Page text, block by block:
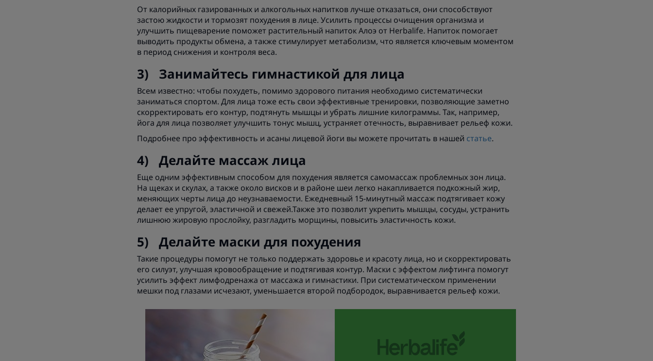
От калорийных газированных и алкогольных напитков лучше отказаться, они способствуют
застою жидкости и тормозят похудения в лице. Усилить процессы очищения организма и
улучшить пищеварение поможет растительный напиток Алоэ от Herbalife. Напиток помогает
выводить продукты обмена, а также стимулирует метаболизм, что является ключевым моментом
в период снижения и контроля веса.
3) Занимайтесь гимнастикой для лица
Всем известно: чтобы похудеть, помимо здорового питания необходимо систематически
заниматься спортом. Для лица тоже есть свои эффективные тренировки, позволяющие заметно
скорректировать его контур, подтянуть мышцы и убрать лишние килограммы. Так, например,
йога для лица позволяет улучшить тонус мышц, устраняет отечность, выравнивает рельеф кожи.
Подробнее про эффективность и асаны лицевой йоги вы можете прочитать в нашей статье.
4) Делайте массаж лица
Еще одним эффективным способом для похудения является самомассаж проблемных зон лица.
На щеках и скулах, а также около висков и в районе шеи легко накапливается подкожный жир,
меняющих черты лица до неузнаваемости. Ежедневный 15-минутный массаж подтягивает кожу
делает ее упругой, эластичной и свежей.Также это позволит укрепить мышцы, сосуды, устранить
лишнюю жировую прослойку, разгладить морщины, повысить эластичность кожи.
5) Делайте маски для похудения
Такие процедуры помогут не только поддержать здоровье и красоту лица, но и скорректировать
его силуэт, улучшая кровообращение и подтягивая контур. Маски с эффектом лифтинга помогут
усилить эффект лимфодренажа от массажа и гимнастики. При систематическом применении
мешки под глазами исчезают, уменьшается второй подбородок, выравнивается рельеф кожи.